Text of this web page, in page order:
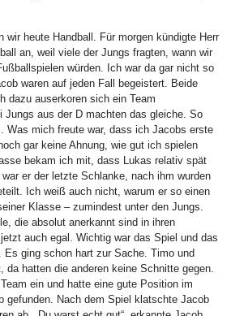
wir heute Handball. Für morgen kündigte Herr
an, weil viele der Jungs fragten, wann wir
würden. Ich war da gar nicht so
waren auf jeden Fall begeistert. Beide
dazu auserkoren sich ein Team
Jungs aus der D machten das gleiche. So
Was mich freute war, dass ich Jacobs erste
gar keine Ahnung, wie gut ich spielen
bekam ich mit, dass Lukas relativ spät
er der letzte Schlanke, nach ihm wurden
Ich weiß auch nicht, warum er so einen
Klasse – zumindest unter den Jungs.
die absolut anerkannt sind in ihren
auch egal. Wichtig war das Spiel und das
Es ging schon hart zur Sache. Timo und
da hatten die anderen keine Schnitte gegen.
ein und hatte eine gute Position im
gefunden. Nach dem Spiel klatschte Jacob